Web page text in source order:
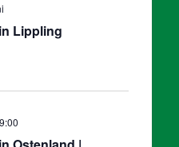
Lippling